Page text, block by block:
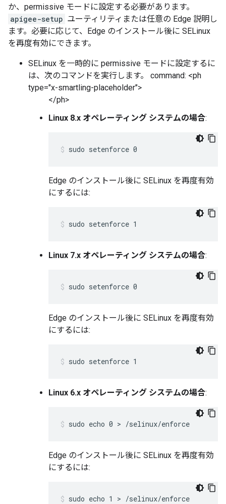
か、permissive モードに設定する必要があります。
apigee-setup ユーティリティまたは任意の Edge 説明し
ます。必要に応じて、Edge のインストール後に SELinux
を再度有効にできます。
SELinux を一時的に permissive モードに設定するに
は、次のコマンドを実行します。 command: <ph
type="x-smartling-placeholder">
</ph>
Linux 8.x オペレーティング システムの場合:
sudo setenforce 0
Edge のインストール後に SELinux を再度有効
にするには:
sudo setenforce 1
Linux 7.x オペレーティング システムの場合:
sudo setenforce 0
Edge のインストール後に SELinux を再度有効
にするには:
sudo setenforce 1
Linux 6.x オペレーティング システムの場合:
sudo echo 0 > /selinux/enforce
Edge のインストール後に SELinux を再度有効
にするには:
sudo echo 1 > /selinux/enforce